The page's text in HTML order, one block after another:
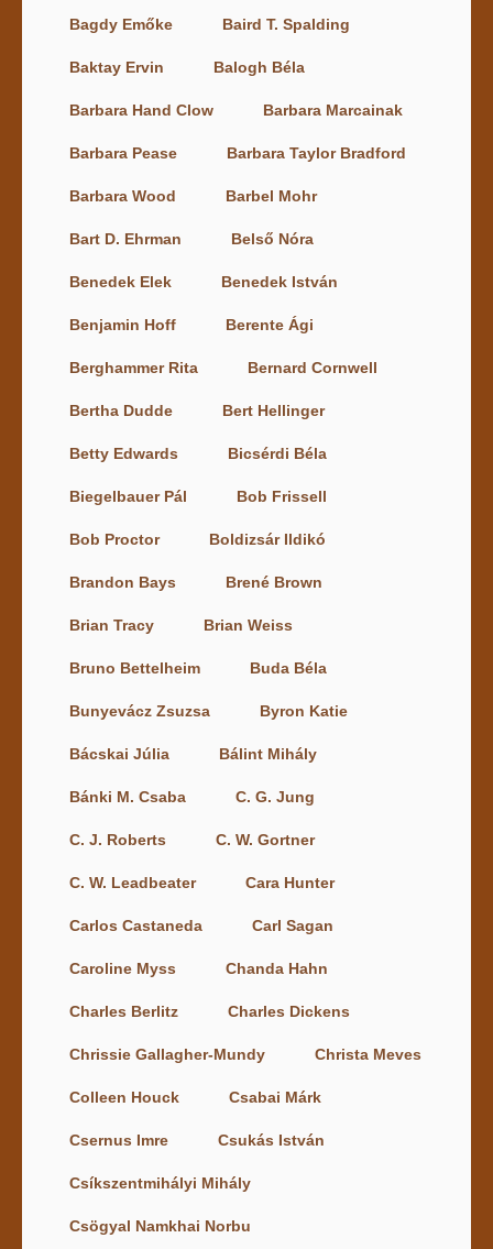
Bagdy Emőke Baird T. Spalding
Baktay Ervin Balogh Béla
Barbara Hand Clow Barbara Marcainak
Barbara Pease Barbara Taylor Bradford
Barbara Wood Barbel Mohr
Bart D. Ehrman Belső Nóra
Benedek Elek Benedek István
Benjamin Hoff Berente Ági
Berghammer Rita Bernard Cornwell
Bertha Dudde Bert Hellinger
Betty Edwards Bicsérdi Béla
Biegelbauer Pál Bob Frissell
Bob Proctor Boldizsár Ildikó
Brandon Bays Brené Brown
Brian Tracy Brian Weiss
Bruno Bettelheim Buda Béla
Bunyevácz Zsuzsa Byron Katie
Bácskai Júlia Bálint Mihály
Bánki M. Csaba C. G. Jung
C. J. Roberts C. W. Gortner
C. W. Leadbeater Cara Hunter
Carlos Castaneda Carl Sagan
Caroline Myss Chanda Hahn
Charles Berlitz Charles Dickens
Chrissie Gallagher-Mundy Christa Meves
Colleen Houck Csabai Márk
Csernus Imre Csukás István
Csíkszentmihályi Mihály
Csögyal Namkhai Norbu